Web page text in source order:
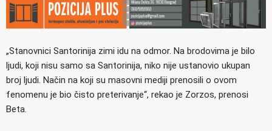
„Stanovnici Santorinija zimi idu na odmor. Na brodovima je bilo
ljudi, koji nisu samo sa Santorinija, niko nije ustanovio ukupan
broj ljudi. Način na koji su masovni mediji prenosili o ovom
fenomenu je bio čisto preterivanje“, rekao je Zorzos, prenosi
Beta.